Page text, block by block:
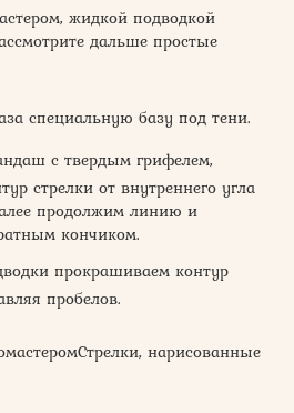
жидкой подводкой
дальше простые
специальную базу под тени.
с твердым грифелем,
стрелки от внутреннего угла
продолжим линию и
кончиком.
прокрашиваем контур
пробелов.
нарисованные